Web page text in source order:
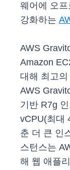
웨어에 오
강화하는
AWS
Amazon
대해 최고
AWS
기반 R7g
vCPU(최대
춘 더 큰 인
스턴스는
해 웹 애플